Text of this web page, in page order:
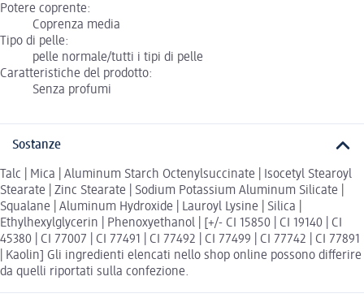
Potere coprente:
Coprenza media
Tipo di pelle:
pelle normale/tutti i tipi di pelle
Caratteristiche del prodotto:
Senza profumi
Sostanze
Talc | Mica | Aluminum Starch Octenylsuccinate | Isocetyl Stearoyl
Stearate | Zinc Stearate | Sodium Potassium Aluminum Silicate |
Squalane | Aluminum Hydroxide | Lauroyl Lysine | Silica |
Ethylhexylglycerin | Phenoxyethanol | [+/- CI 15850 | CI 19140 | CI
45380 | CI 77007 | CI 77491 | CI 77492 | CI 77499 | CI 77742 | CI 77891
| Kaolin] Gli ingredienti elencati nello shop online possono differire
da quelli riportati sulla confezione.